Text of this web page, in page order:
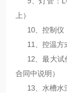
上）
10、控制仪
11、控温方
12、最大试
合同中说明）
13、水槽水